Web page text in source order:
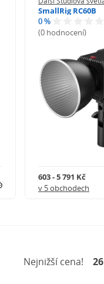
SmallRig RC60B
0 %
(0 hodnocení)
603 - 5 791 Kč
v 5 obchodech
Nejnižší cena!